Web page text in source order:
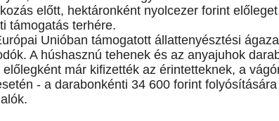
előtt, hektáronként nyolcezer forint
támogatás terhére.
Unióban támogatott állattenyésztési
A húshasznú tehenek és az anyajuhok
már kifizették az érintetteknek, a
- a darabonkénti 34 600 forint